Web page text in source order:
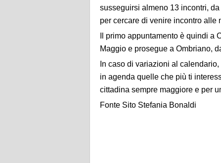
susseguirsi almeno 13 incontri,
per cercare di venire incontro alle
Il primo appuntamento è quindi
Maggio e prosegue a Ombriano,
In caso di variazioni al
in agenda quelle che più ti
cittadina sempre maggiore e per
Fonte Sito Stefania Bonaldi